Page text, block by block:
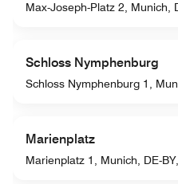
Max-Joseph-Platz 2, Munich,
Schloss Nymphenburg
Schloss Nymphenburg 1,
Marienplatz
Marienplatz 1, Munich, DE-